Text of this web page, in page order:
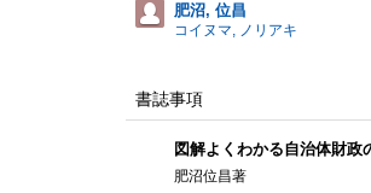
肥沼, 位昌
コイヌマ, ノリアキ
書誌事項
図解よくわかる自治体財政
肥沼位昌著